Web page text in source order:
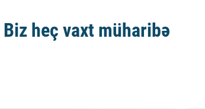
Biz heç vaxt müharibə